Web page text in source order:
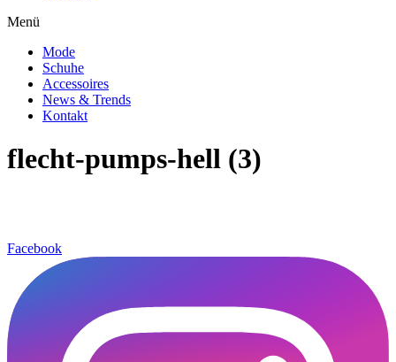
Menü
Mode
Schuhe
Accessoires
News & Trends
Kontakt
flecht-pumps-hell (3)
Facebook